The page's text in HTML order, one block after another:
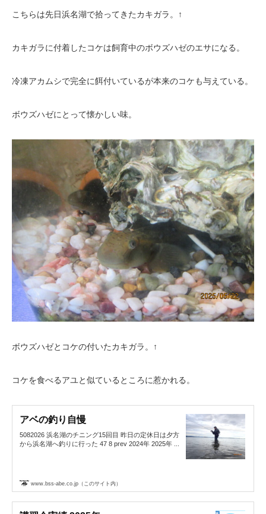
こちらは先日浜名湖で拾ってきたカキガラ。↑
カキガラに付着したコケは飼育中のボウズハゼのエサになる。
冷凍アカムシで完全に餌付いているが本来のコケも与えている。
ボウズハゼにとって懐かしい味。
ボウズハゼとコケの付いたカキガラ。↑
コケを食べるアユと似ているところに惹かれる。
アベの釣り自慢
5082026 浜名湖のチニング15回目 昨日の定休日は夕方
から浜名湖へ釣りに行った 47 8 prev 2024年 2025年 ...
www.bss-abe.co.jp（このサイト内）